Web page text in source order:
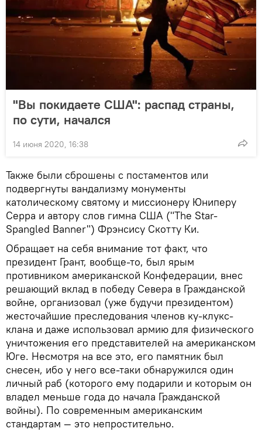
"Вы покидаете США": распад страны,
по сути, начался
14 июня 2020, 16:38
Также были сброшены с постаментов или
подвергнуты вандализму монументы
католическому святому и миссионеру Юниперу
Серра и автору слов гимна США ("The Star-
Spangled Banner") Фрэнсису Скотту Ки.
Обращает на себя внимание тот факт, что
президент Грант, вообще-то, был ярым
противником американской Конфедерации, внес
решающий вклад в победу Севера в Гражданской
войне, организовал (уже будучи президентом)
жесточайшие преследования членов ку-клукс-
клана и даже использовал армию для физического
уничтожения его представителей на американском
Юге. Несмотря на все это, его памятник был
снесен, ибо у него все-таки обнаружился один
личный раб (которого ему подарили и которым он
владел меньше года до начала Гражданской
войны). По современным американским
стандартам — это непростительно.